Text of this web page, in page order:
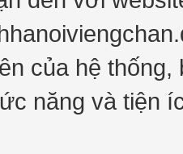
của hệ
năng và tiện